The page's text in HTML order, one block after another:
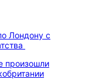
Лондону с
произошли